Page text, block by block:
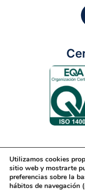
Aviso Legal
Política de
Utilizamos cookies
sitio web y mostrarte
preferencias sobre la
hábitos de navegación